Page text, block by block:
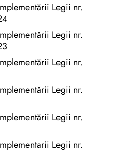
Legii nr.
Legii nr.
Legii nr.
Legii nr.
Legii nr.
Legii nr.